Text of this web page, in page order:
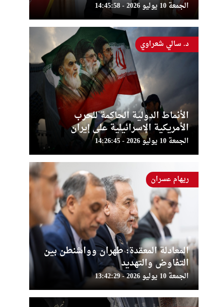
الجمعة 10 يوليو 2026 - 14:45:58
الأنماط الدولية الحاكمة للحرب
الأمريكية الإسرائيلية على إيران
الجمعة 10 يوليو 2026 - 14:26:45
د. سالي شعراوي
المعادلة المعقدة: طهران وواشنطن بين
التفاوض والتهديد
الجمعة 10 يوليو 2026 - 13:42:29
ريهام عسران